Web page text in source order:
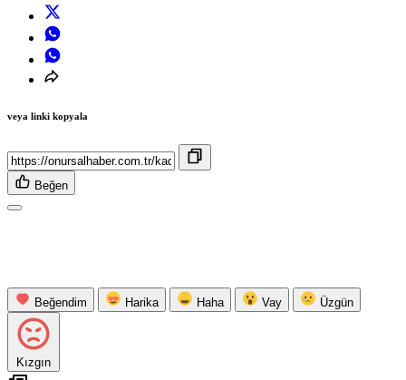
veya linki kopyala
Beğen
Beğendim Harika Haha Vay Üzgün
Kızgın